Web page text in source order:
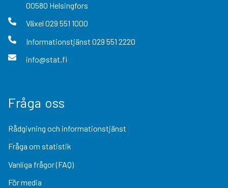
00580 Helsingfors
Växel 029 551 1000
Informationstjänst 029 551 2220
info@stat.fi
Fråga oss
Rådgivning och informationstjänst
Fråga om statistik
Vanliga frågor (FAQ)
För media